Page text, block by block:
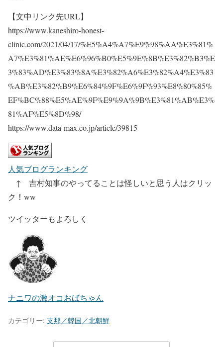
【文中リンク先URL】
https://www.kaneshiro-honest-
clinic.com/2021/04/17/%E5%A4%A7%E9%98%AA%E3%81%
A7%E3%81%AE%E6%96%B0%E5%9E%8B%E3%82%B3%E
3%83%AD%E3%83%8A%E3%82%A6%E3%82%A4%E3%83
%AB%E3%82%B9%E6%84%9F%E6%9F%93%E8%80%85%
EF%BC%88%E5%AE%9F%E9%9A%9B%E3%81%AB%E3%
81%AF%E5%8D%98/
https://www.data-max.co.jp/article/39815
人気ブログランキング
↑ 吉村知事のやってることは怪しいと思う人はクリッ
ク！ww
ツイッターもよろしく
ナニワの激オコおばちゃん
カテゴリー: 支那／韓国／北朝鮮